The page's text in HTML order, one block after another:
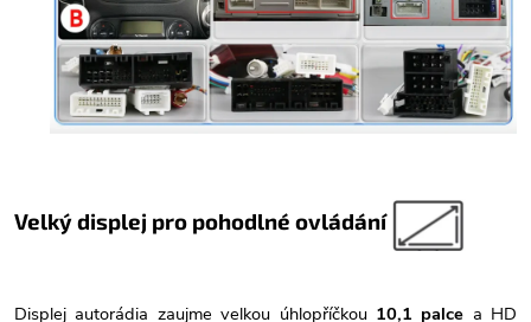
Velký displej pro pohodlné ovládání
Displej autorádia zaujme velkou úhlopříčkou 10,1 palce a HD